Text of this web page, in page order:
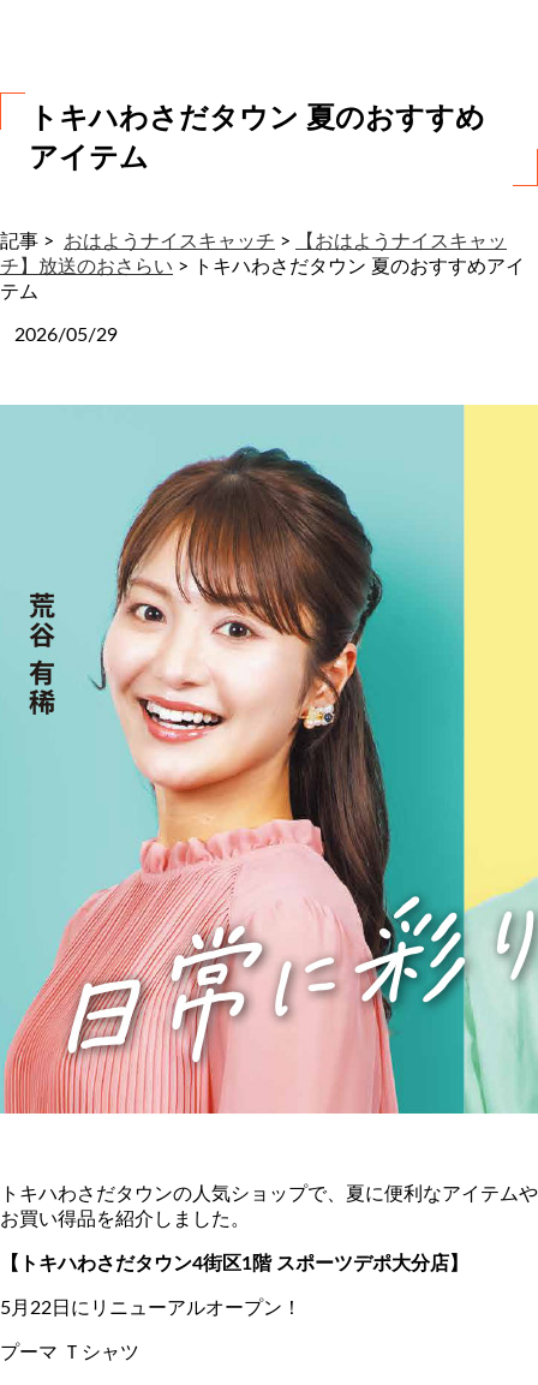
トキハわさだタウン 夏のおすすめ
アイテム
記事 > おはようナイスキャッチ >
【おはようナイスキャッ
チ】放送のおさらい >
トキハわさだタウン 夏のおすすめアイ
テム
2026/05/29
トキハわさだタウンの人気ショップで、夏に便利なアイテムや
お買い得品を紹介しました。
【トキハわさだタウン4街区1階 スポーツデポ大分店】
5月22日にリニューアルオープン！
プーマ Ｔシャツ